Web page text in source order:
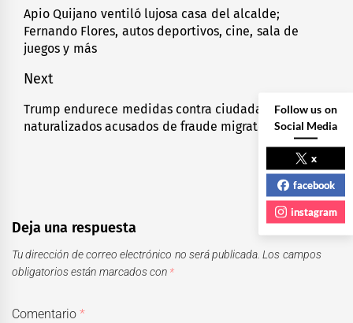
de
entradas
Previous
post:
Apio Quijano ventiló lujosa casa del alcalde;
Fernando Flores, autos deportivos, cine, sala de
juegos y más
Next
Next
post:
Trump endurece medidas contra ciudadanos
naturalizados acusados de fraude migratorio
Deja una respuesta
Tu dirección de correo electrónico no será publicada. Los campos
obligatorios están marcados con *
Comentario*
Follow us on
Social Media
x
facebook
instagram